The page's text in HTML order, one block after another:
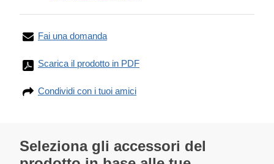
Fai una domanda
Scarica il prodotto in PDF
Condividi con i tuoi amici
Seleziona gli accessori del